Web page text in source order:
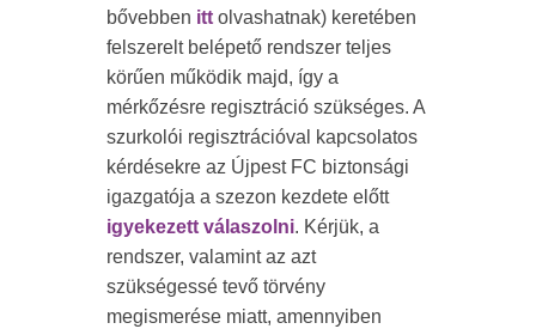
bővebben itt olvashatnak) keretében
felszerelt belépető rendszer teljes
körűen működik majd, így a
mérkőzésre regisztráció szükséges. A
szurkolói regisztrációval kapcsolatos
kérdésekre az Újpest FC biztonsági
igazgatója a szezon kezdete előtt
igyekezett válaszolni. Kérjük, a
rendszer, valamint az azt
szükségessé tevő törvény
megismerése miatt, amennyiben